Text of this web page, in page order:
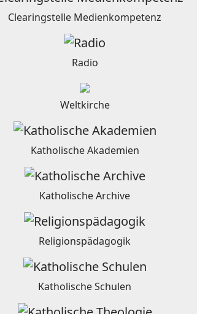
Clearingstelle Medienkompetenz
Radio
Weltkirche
Katholische Akademien
Katholische Archive
Religionspädagogik
Katholische Schulen